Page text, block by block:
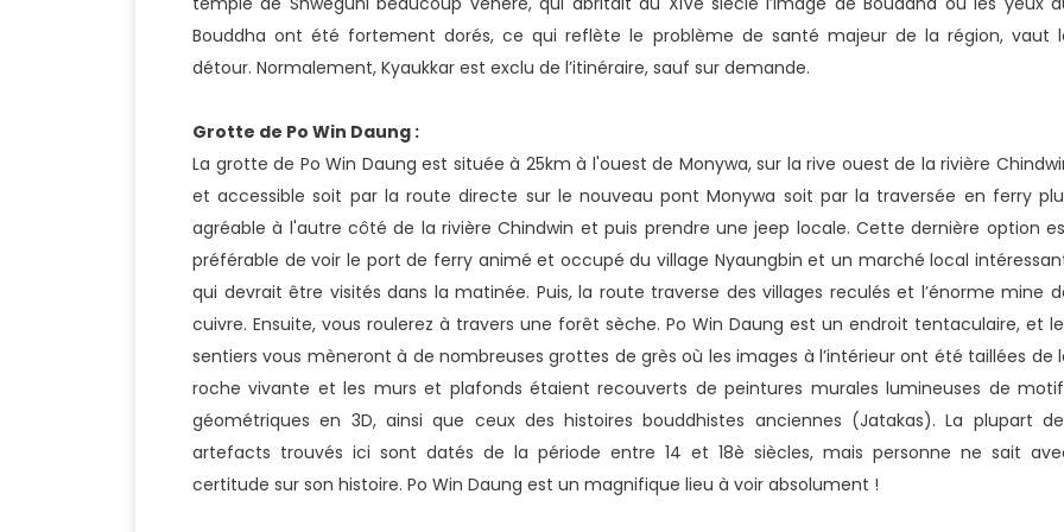
Bouddha ont été fortement dorés, ce qui reflète le problème de santé majeur de la région, vaut
détour. Normalement, Kyaukkar est exclu de l’itinéraire, sauf sur demande.
Grotte de Po Win Daung :
La grotte de Po Win Daung est située à 25km à l'ouest de Monywa, sur la rive ouest de la rivière
et accessible soit par la route directe sur le nouveau pont Monywa soit par la traversée en ferry
agréable à l'autre côté de la rivière Chindwin et puis prendre une jeep locale. Cette dernière option
préférable de voir le port de ferry animé et occupé du village Nyaungbin et un marché local
qui devrait être visités dans la matinée. Puis, la route traverse des villages reculés et l’énorme mine
cuivre. Ensuite, vous roulerez à travers une forêt sèche. Po Win Daung est un endroit tentaculaire, et
sentiers vous mèneront à de nombreuses grottes de grès où les images à l’intérieur ont été taillées de
roche vivante et les murs et plafonds étaient recouverts de peintures murales lumineuses de
géométriques en 3D, ainsi que ceux des histoires bouddhistes anciennes (Jatakas). La plupart
artefacts trouvés ici sont datés de la période entre 14 et 18è siècles, mais personne ne sait
certitude sur son histoire. Po Win Daung est un magnifique lieu à voir absolument !